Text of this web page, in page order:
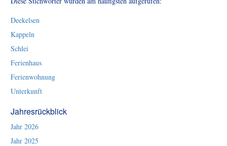
Deekelsen
Kappeln
Schlei
Ferienhaus
Ferienwohnung
Unterkunft
Jahresrückblick
Jahr 2026
Jahr 2025